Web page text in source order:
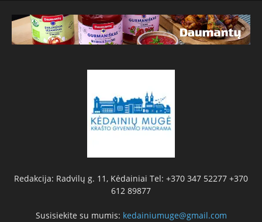
Redakcija: Radvilų g. 11, Kėdainiai Tel: +370 347 52277 +370
612 89877
Susisiekite su mumis: kedainiumuge@gmail.com